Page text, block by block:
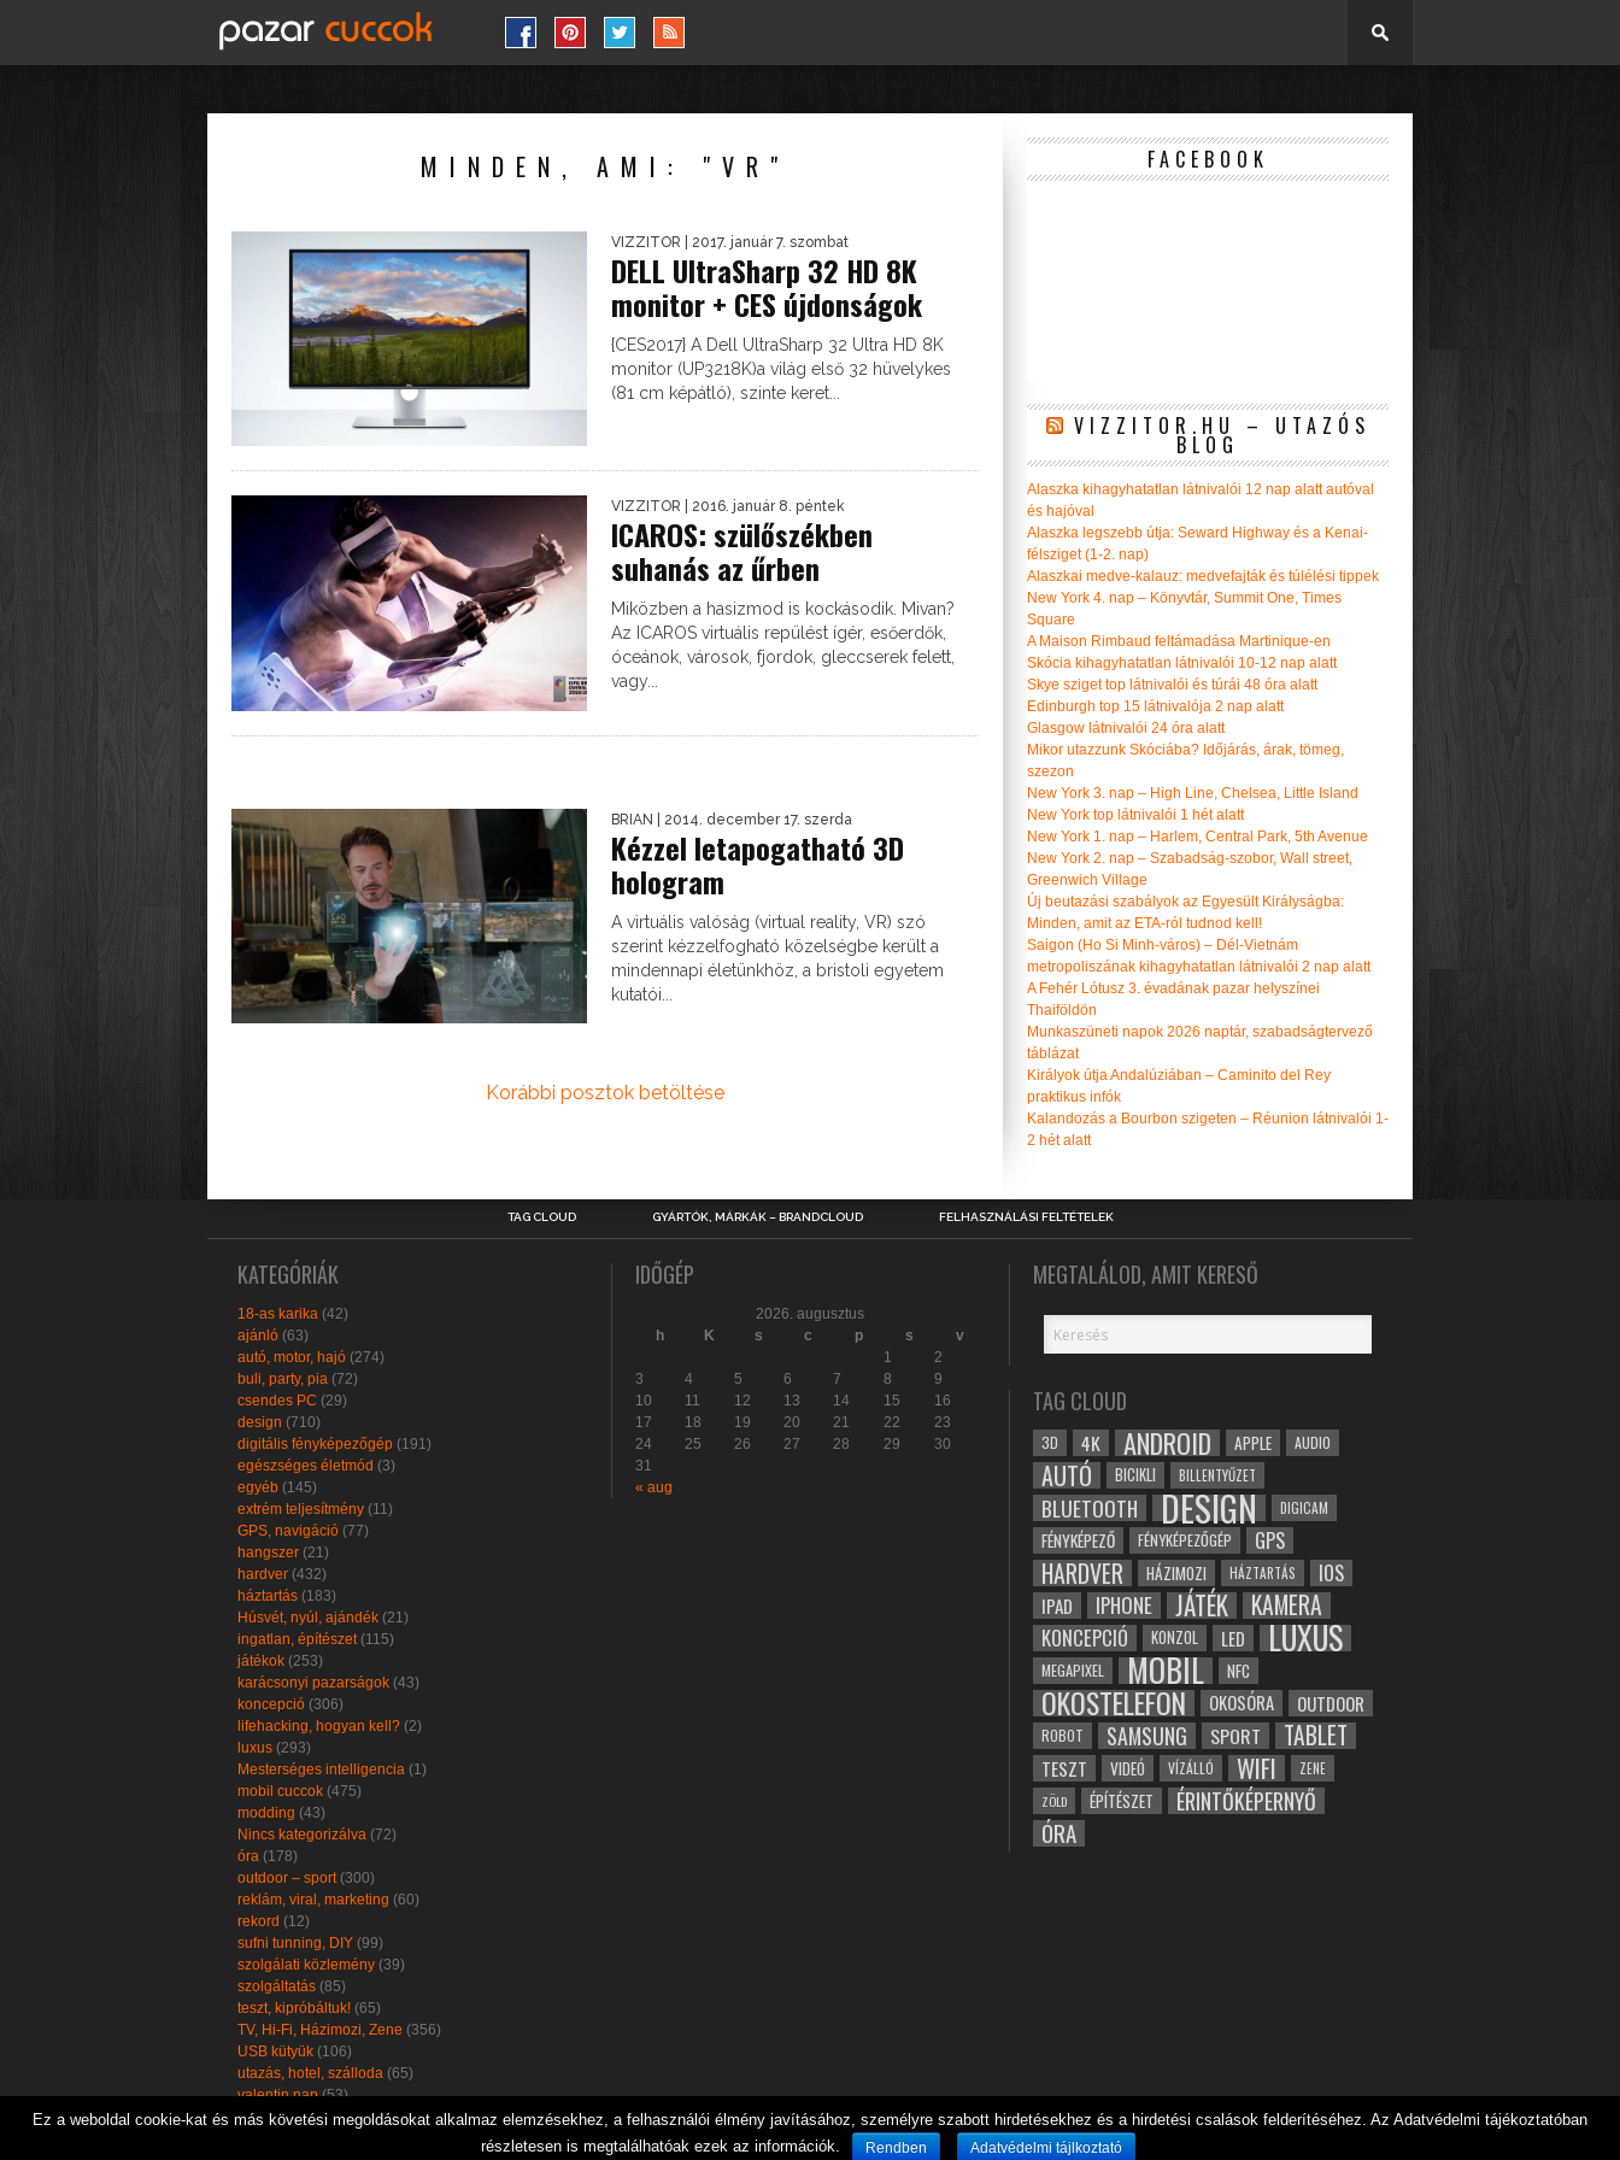
MINDEN, AMI: "VR"
VIZZITOR | 2017. január 7. szombat
DELL UltraSharp 32 HD 8K
monitor + CES újdonságok
{CES2017} A Dell UltraSharp 32 Ultra HD 8K
monitor (UP3218K)a világ első 32 hüvelykes
(81 cm képátló), szinte keret...
VIZZITOR | 2016. január 8. péntek
ICAROS: szülőszékben
suhanás az űrben
Miközben a hasizmod is kockásodik. Mivan?
Az ICAROS virtuális repülést ígér, esőerdők,
óceánok, városok, fjordok, gleccserek felett,
vagy...
BRIAN | 2014. december 17. szerda
Kézzel letapogatható 3D
hologram
A virtuális valóság (virtual reality, VR) szó
szerint kézzelfogható közelségbe került a
mindennapi életünkhöz, a bristoli egyetem
kutatói...
Korábbi posztok betöltése
FACEBOOK
VIZZITOR.HU – UTAZÓS
BLOG
Alaszka kihagyhatatlan látnivalói 12 nap alatt autóval
és hajóval
Alaszka legszebb útja: Seward Highway és a Kenai-
félsziget (1-2. nap)
Alaszkai medve-kalauz: medvefajták és túlélési tippek
New York 4. nap – Könyvtár, Summit One, Times
Square
A Maison Rimbaud feltámadása Martinique-en
Skócia kihagyhatatlan látnivalói 10-12 nap alatt
Skye sziget top látnivalói és túrái 48 óra alatt
Edinburgh top 15 látnivalója 2 nap alatt
Glasgow látnivalói 24 óra alatt
Mikor utazzunk Skóciába? Időjárás, árak, tömeg,
szezon
New York 3. nap – High Line, Chelsea, Little Island
New York top látnivalói 1 hét alatt
New York 1. nap – Harlem, Central Park, 5th Avenue
New York 2. nap – Szabadság-szobor, Wall street,
Greenwich Village
Új beutazási szabályok az Egyesült Királyságba:
Minden, amit az ETA-ról tudnod kell!
Saigon (Ho Si Minh-város) – Dél-Vietnám
metropoliszának kihagyhatatlan látnivalói 2 nap alatt
A Fehér Lótusz 3. évadának pazar helyszínei
Thaiföldön
Munkaszüneti napok 2026 naptár, szabadságtervező
táblázat
Királyok útja Andalúziában – Caminito del Rey
praktikus infók
Kalandozás a Bourbon szigeten – Réunion látnivalói 1-
2 hét alatt
TAG CLOUD GYÁRTÓK, MÁRKÁK – BRANDCLOUD FELHASZNÁLÁSI FELTÉTELEK
KATEGÓRIÁK
18-as karika (42)
ajánló (63)
autó, motor, hajó (274)
buli, party, pia (72)
csendes PC (29)
design (710)
digitális fényképezőgép (191)
egészséges életmód (3)
egyéb (145)
extrém teljesítmény (11)
GPS, navigáció (77)
hangszer (21)
hardver (432)
háztartás (183)
Húsvét, nyúl, ajándék (21)
ingatlan, építészet(115)
játékok (253)
karácsonyi pazarságok (43)
koncepció (306)
lifehacking, hogyan kell? (2)
luxus (293)
Mesterséges intelligencia (1)
mobil cuccok (475)
modding (43)
Nincs kategorizálva (72)
óra (178)
outdoor – sport(300)
reklám, viral, marketing (60)
rekord (12)
sufni tunning, DIY (99)
szolgálati közlemény (39)
szolgáltatás (85)
teszt, kipróbáltuk! (65)
TV, Hi-Fi, Házimozi, Zene (356)
USB kütyük (106)
utazás, hotel, szálloda (65)
valentin nap(53)
zöld, öko, környezetbarát(102)
IDŐGÉP
2026. augusztus
h
K s c p s
v
1
2
3
4 5 6 7 8
9
10
11 12 13 14 15
16
17
18 19 20 21 22
23
24
25 26 27 28 29
30
31
« aug
MEGTALÁLOD, AMIT KERESŐ
TAG CLOUD
3D 4K ANDROID APPLE AUDIO
AUTÓ BICIKLI BILLENTYŰZET
BLUETOOTH DESIGN DIGICAM
FÉNYKÉPEZŐ FÉNYKÉPEZŐGÉP GPS
HARDVER HÁZIMOZI HÁZTARTÁS IOS
IPAD IPHONE JÁTÉK KAMERA
KONCEPCIÓ KONZOL LED LUXUS
MEGAPIXEL MOBIL NFC
OKOSTELEFON OKOSÓRA OUTDOOR
ROBOT SAMSUNG SPORT TABLET
TESZT VIDEÓ VÍZÁLLÓ WIFI
ZENE
ZÖLD
ÉPÍTÉSZET ÉRINTŐKÉPERNYŐ
ÓRA
Ez a weboldal cookie-kat és más követési megoldásokat alkalmaz elemzésekhez, a felhasználói élmény javításához, személyre szabott hirdetésekhez és a hirdetési csalások felderítéséhez. Az Adatvédelmi tájékoztatóban
részletesen is megtalálhatóak ezek az információk.
Rendben Adatvédelmi tájlkoztató